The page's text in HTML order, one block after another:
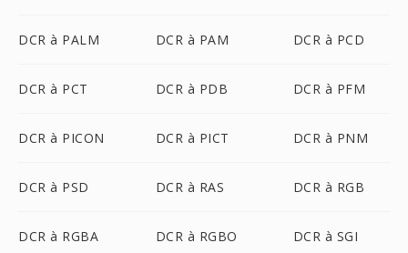
DCR à PALM DCR à PAM DCR à PCD
DCR à PCT DCR à PDB DCR à PFM
DCR à PICON DCR à PICT DCR à PNM
DCR à PSD DCR à RAS DCR à RGB
DCR à RGBA DCR à RGBO DCR à SGI